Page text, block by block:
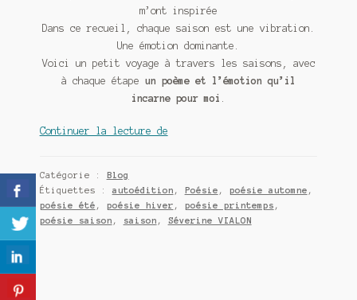
Mes romans
Mon admirateur de l’avent
Mon Compte
Panier
m’ont inspirée
Dans ce recueil, chaque saison est une vibration.
Une émotion dominante.
Voici un petit voyage à travers les saisons, avec
à chaque étape un poème et l’émotion qu’il
incarne pour moi
Continuer la lecture deLa
saisons
Catégorie : Blog
Étiquettes : autoédition , Poésie , poésie automne ,
poésie été , poésie hiver , poésie printemps ,
poésie saison , saison , Séverine VIALON